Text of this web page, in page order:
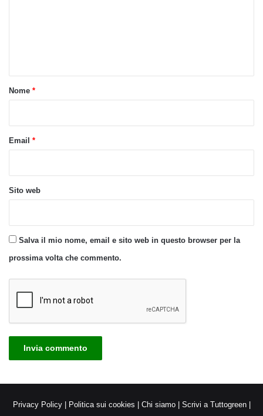
oNome *
Email *
Sito web
Salva il mio nome, email e sito web in questo browser per la
prossima volta che commento.
Privacy Policy| Politica sui cookies Chi siamo| Scrivi a Tuttogreen|